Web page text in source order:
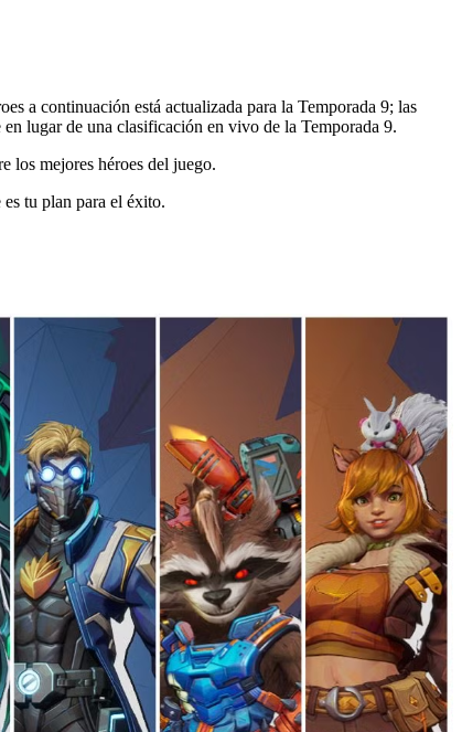
a continuación está actualizada para la Temporada 9; las
lugar de una clasificación en vivo de la Temporada 9.
los mejores héroes del juego.
tu plan para el éxito.